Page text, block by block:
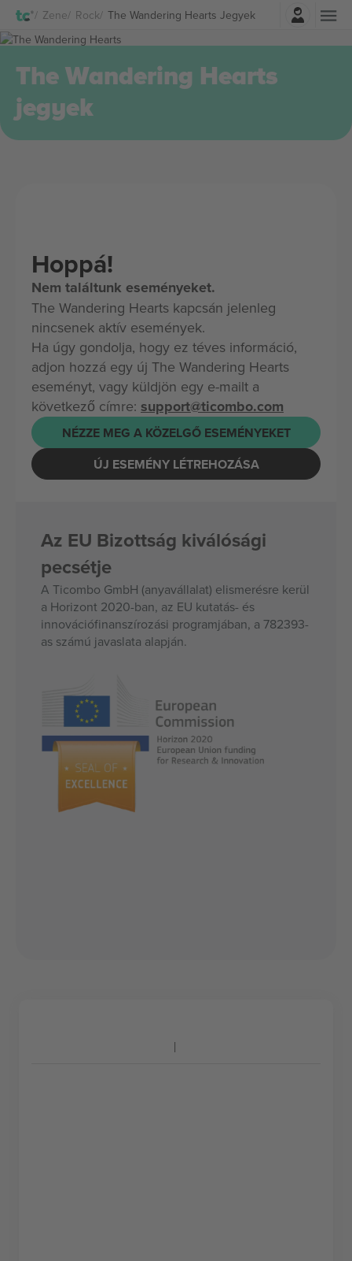
Zene Rock The Wandering Hearts Jegyek
Belépés
The Wandering Hearts
jegyek
Hoppá!
Nem találtunk eseményeket.
The Wandering Hearts kapcsán jelenleg
nincsenek aktív események.
Ha úgy gondolja, hogy ez téves információ,
adjon hozzá egy új The Wandering Hearts
eseményt, vagy küldjön egy e-mailt a
következő címre: support@ticombo.com
NÉZZE MEG A KÖZELGŐ ESEMÉNYEKET
ÚJ ESEMÉNY LÉTREHOZÁSA
Az EU Bizottság kiválósági
pecsétje
A Ticombo GmbH (anyavállalat) elismerésre kerül
a Horizont 2020-ban, az EU kutatás- és
innovációfinanszírozási programjában, a 782393-
as számú javaslata alapján.